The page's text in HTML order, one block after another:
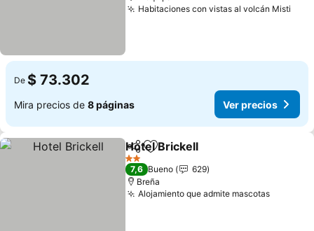
Habitaciones con vistas al volcán Misti
De $ 73.302
Mira precios de 8 páginas Ver precios
CompartirAgregar a favoritos
Hotel Brickell
2 Estrellas
7,6 Bueno
629
Breña
Alojamiento que admite mascotas